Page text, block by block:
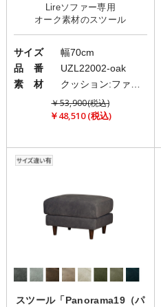
Lireソファー専用
サイズ
幅70cm
品 番
UZL22002-oak
素 材
￥53,900(税込)
￥48,510 (税込)
スツール「Panorama19（パ